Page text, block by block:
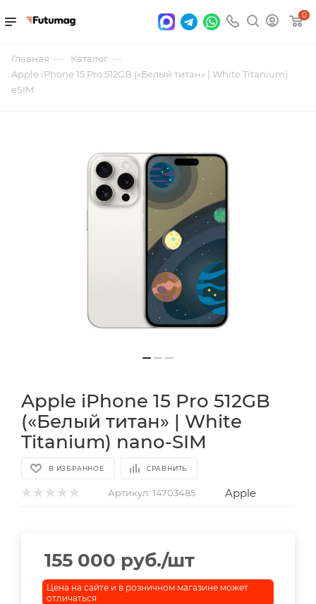
0
Главная — Каталог —
Apple iPhone 15 Pro 512GB («Белый титан» | White Titanium)
eSIM
Apple iPhone 15 Pro 512GB
(«Белый титан» | White
Titanium) nano-SIM
В ИЗБРАННОЕ СРАВНИТЬ
Артикул: 14703485 Apple
155 000 руб./шт
Цена на сайте и в розничном магазине может
отличаться